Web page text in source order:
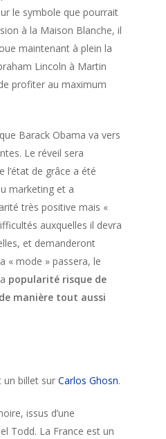
le symbole que pourrait
à la Maison Blanche, il
maintenant à plein la
Lincoln à Martin
profiter au maximum
Barack Obama va vers
Le réveil sera
l’état de grâce a été
marketing et a
très positive mais «
auxquelles il devra
et demanderont
« mode » passera, le
popularité risque de
manière tout aussi
un billet sur Carlos Ghosn.
issus d’une
Todd. La France est un